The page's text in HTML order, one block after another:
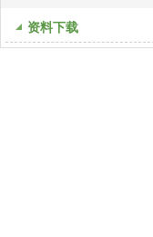
资料下载